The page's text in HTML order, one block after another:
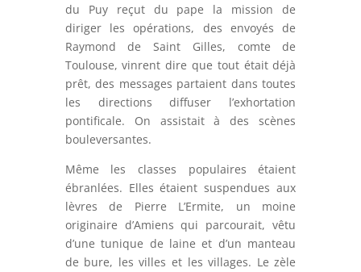
du Puy reçut du pape la mission de
diriger les opérations, des envoyés de
Raymond de Saint Gilles, comte de
Toulouse, vinrent dire que tout était déjà
prêt, des messages partaient dans toutes
les directions diffuser l’exhortation
pontificale. On assistait à des scènes
bouleversantes.
Même les classes populaires étaient
ébranlées. Elles étaient suspendues aux
lèvres de Pierre L’Ermite, un moine
originaire d’Amiens qui parcourait, vêtu
d’une tunique de laine et d’un manteau
de bure, les villes et les villages. Le zèle